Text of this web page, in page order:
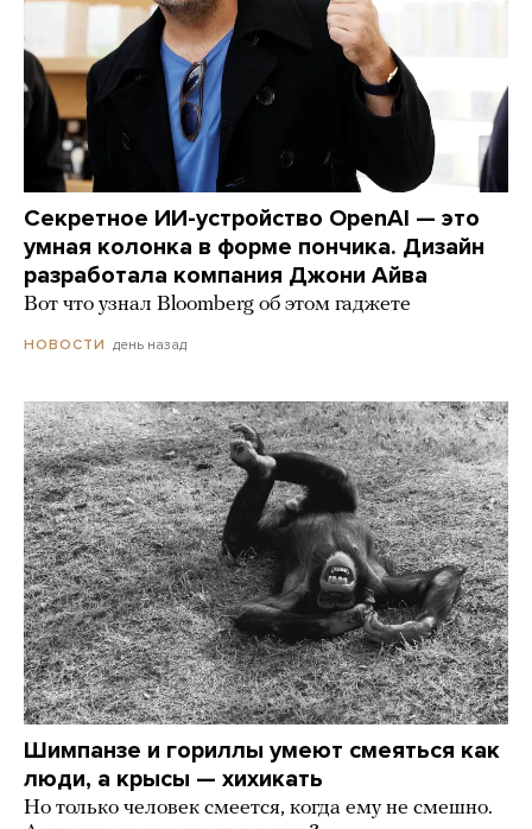
Секретное ИИ-устройство OpenAI — это
умная колонка в форме пончика. Дизайн
разработала компания Джони Айва
Вот что узнал Bloomberg об этом гаджете
НОВОСТИ день назад
Шимпанзе и гориллы умеют смеяться как
люди, а крысы — хихикать
Но только человек смеется, когда ему не смешно.